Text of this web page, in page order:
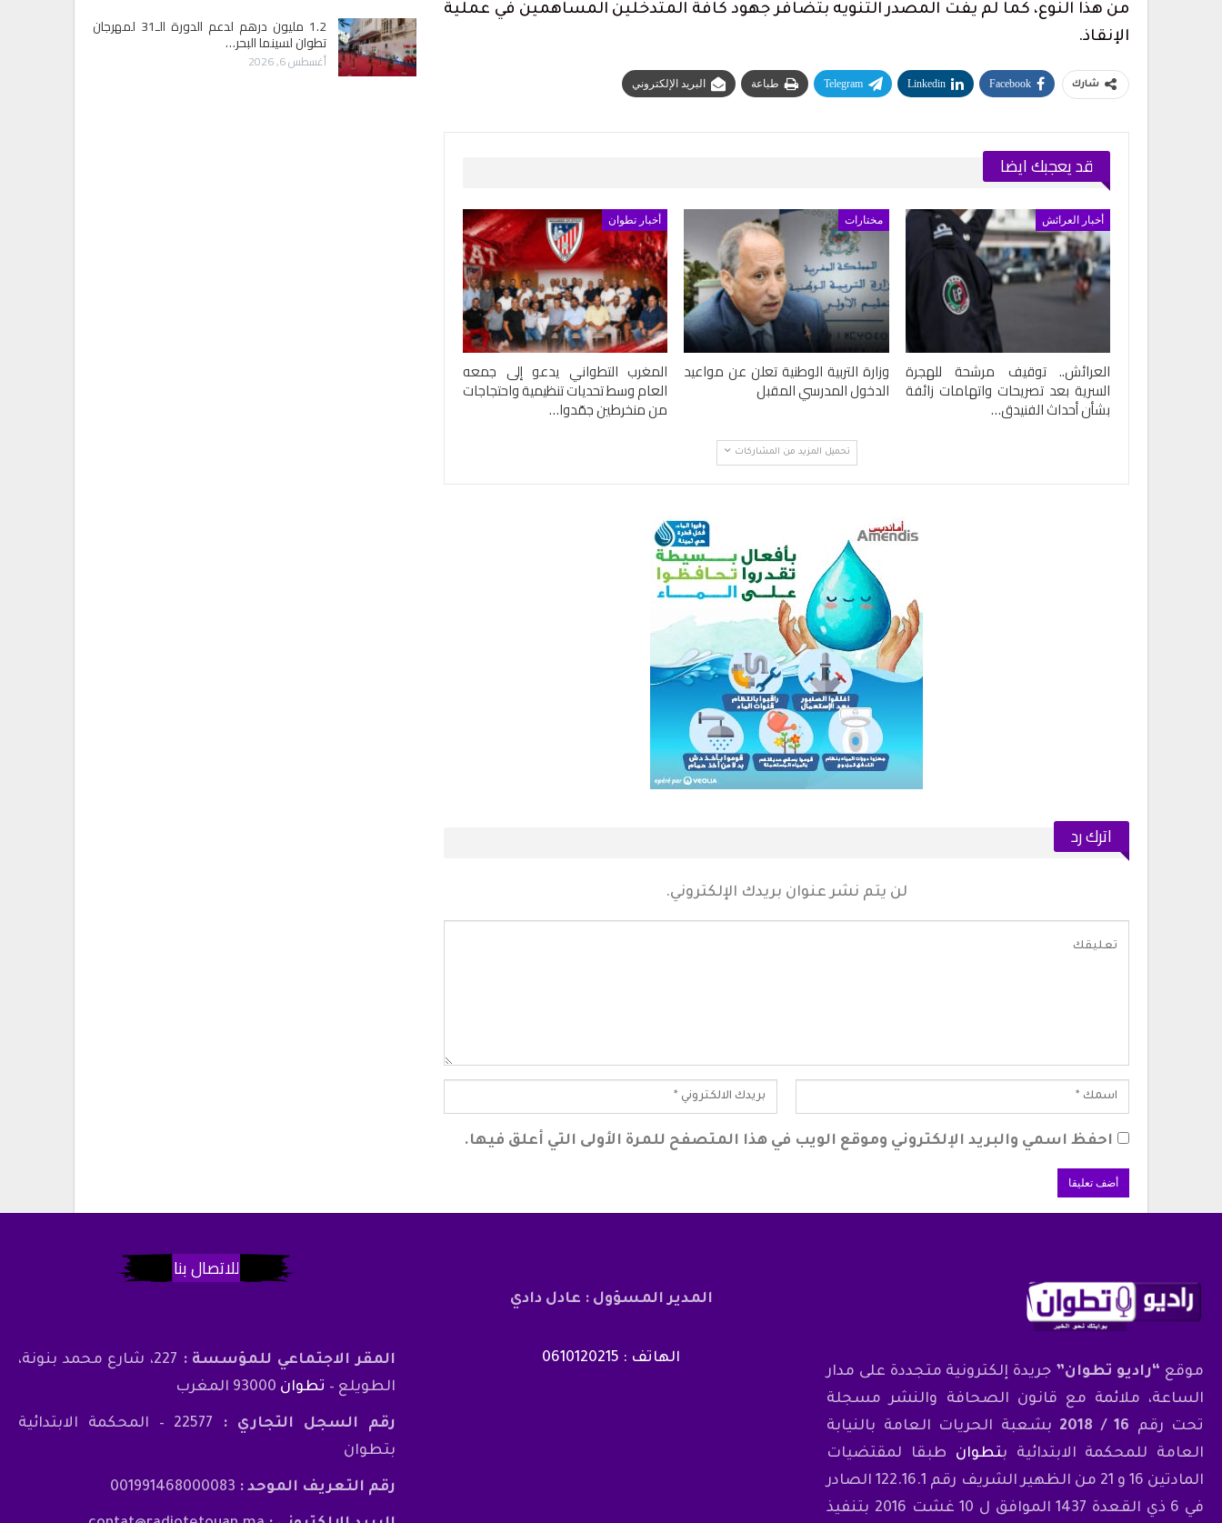
من هذا النوع، كما لم يفت المصدر التنويه بتضافر جهود كافة المتدخلين المساهمين في عملية
الإنقاذ.
شارك Facebook
Linkedin
Telegram طباعة البريد الإلكتروني
قد يعجبك ايضا
أخبار العرائش
العرائش.. توقيف مرشحة للهجرة
السرية بعد تصريحات واتهامات زائفة
بشأن أحداث الفنيدق…
مختارات
وزارة التربية الوطنية تعلن عن مواعيد
الدخول المدرسي المقبل
أخبار تطوان
المغرب التطواني يدعو إلى جمعه
العام وسط تحديات تنظيمية واحتجاجات
من منخرطين جمّدوا…
تحميل المزيد من المشاركات
اترك رد
لن يتم نشر عنوان بريدك الإلكتروني.
احفظ اسمي والبريد الإلكتروني وموقع الويب في هذا المتصفح للمرة الأولى التي أعلق فيها.
اتحاد المقاولات الإعلامية بتطوان يشيد بصمود 1.2 مليون درهم لدعم الدورة الـ31 لمهرجان
تطوان لسينما البحر…
أغسطس 6, 2026
موقع “راديو تطوان” جريدة إلكترونية متجددة على مدار
الساعة، ملائمة مع قانون الصحافة والنشر مسجلة
تحت رقم 16 / 2018
بشعبة الحريات العامة بالنيابة
العامة للمحكمة الابتدائية بتطوان طبقا لمقتضيات
المادتين 16 و 21 من الظهير الشريف رقم 122.16.1 الصادر
في 6 ذي القعدة 1437 الموافق ل 10 غشت 2016 بتنفيذ
المدير المسؤول : عادل دادي
الهاتف : 0610120215
للاتصال بنا
المقر الاجتماعي للمؤسسة :
227، شارع محمد بنونة،
الطويلع – تطوان
رقم السجل التجاري :
22577 – المحكمة الابتدائية
بتطوان
رقم التعريف الموحد : 001991468000083